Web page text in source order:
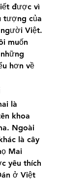
được vì
tượng của
Việt.
muốn
hơn về
là
khoa
Ngoài
là cây
Mai
yêu thích
ở Việt